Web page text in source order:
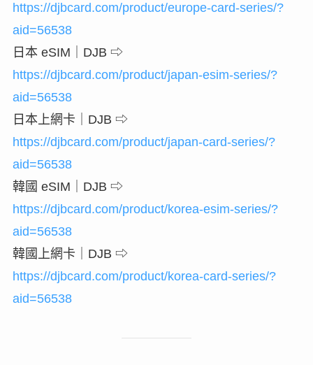
https://djbcard.com/product/europe-card-series/?
aid=56538
日本 eSIM｜DJB ⇨
https://djbcard.com/product/japan-esim-series/?
aid=56538
日本上網卡｜DJB ⇨
https://djbcard.com/product/japan-card-series/?
aid=56538
韓國 eSIM｜DJB ⇨
https://djbcard.com/product/korea-esim-series/?
aid=56538
韓國上網卡｜DJB ⇨
https://djbcard.com/product/korea-card-series/?
aid=56538